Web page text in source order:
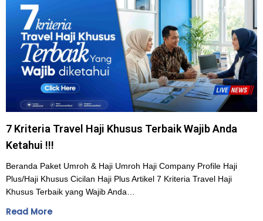
7 Kriteria Travel Haji Khusus Terbaik Wajib Anda
Ketahui !!!
Beranda Paket Umroh & Haji Umroh Haji Company Profile Haji
Plus/Haji Khusus Cicilan Haji Plus Artikel 7 Kriteria Travel Haji
Khusus Terbaik yang Wajib Anda…
Read More